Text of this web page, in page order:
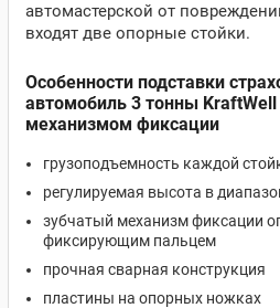
автомастерской от
входят две опорные стойки.
Особенности подставки
автомобиль 3 тонны
механизмом фиксации
грузоподъемность каждой
регулируемая высота в
зубчатый механизм фиксации
фиксирующим пальцем
прочная сварная конструкция
пластины на опорных ножках